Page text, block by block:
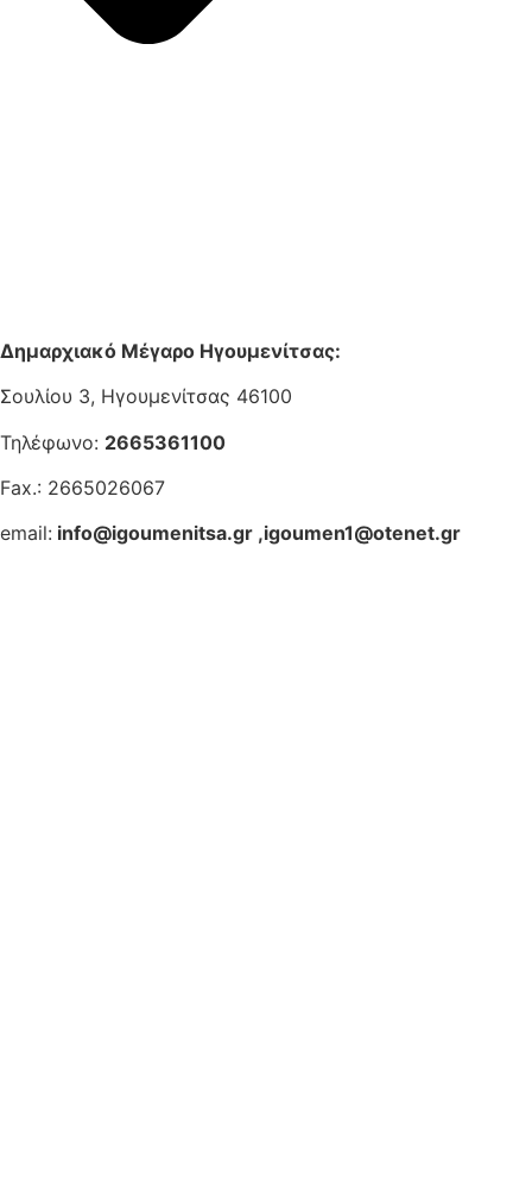
Δημαρχιακό Μέγαρο Ηγουμενίτσας:
Σουλίου 3, Ηγουμενίτσας 46100
Τηλέφωνο: 2665361100
Fax.: 2665026067
email: info@igoumenitsa.gr ,igoumen1@otenet.gr